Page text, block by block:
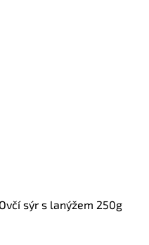
Ovčí sýr s lanýžem 250g